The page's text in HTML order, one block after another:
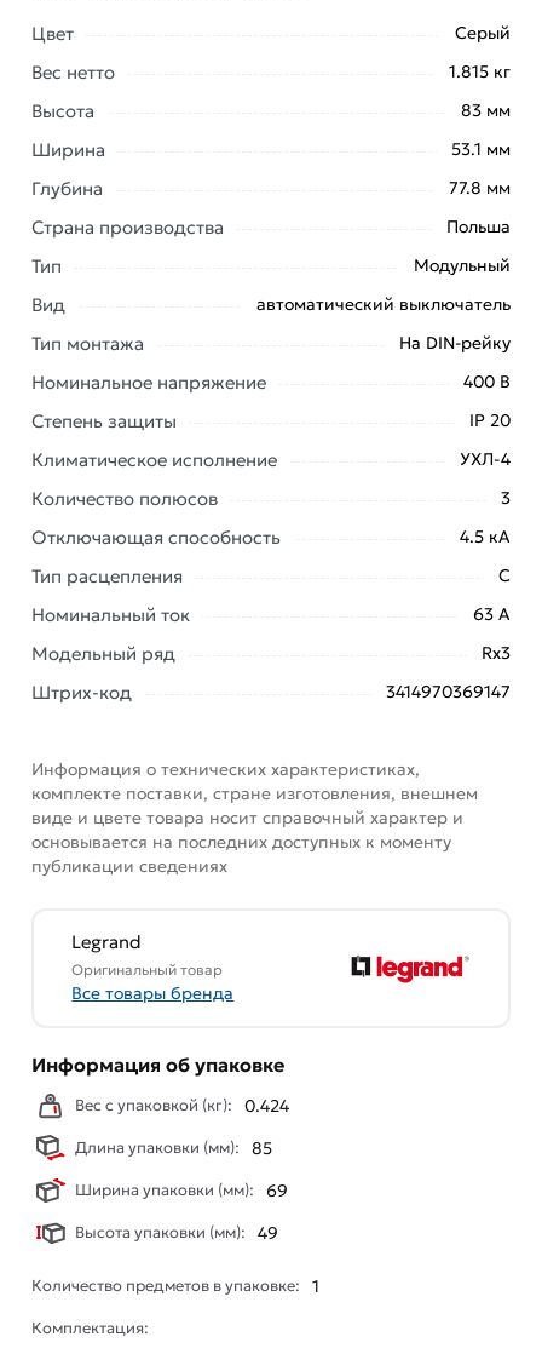
Условия доставки и цены на товар Автоматический
Leg 419714 из категории
автоматические выключатели
действительны в
Наши профессиональные менеджеры обработают
доставки или самовывоза. Перед оформлением
онлайн заказа рекомендуем ознакомиться с
описанием, характеристиками и отзывами.
Данний товар от производителя
сертифицирован,
купленного товарa в течение 7 дней (наличие чека
обязательно).
Цвет Серый
Вес нетто 1.815 кг
Высота 83 мм
Ширина 53.1 мм
Глубина 77.8 мм
Страна производства Польша
Тип Модульный
Вид автоматический выключатель
Тип монтажа На DIN-рейку
Номинальное напряжение 400 В
Степень защиты IP 20
Климатическое исполнение УХЛ-4
Количество полюсов 3
Отключающая способность 4.5 кА
Тип расцепления C
Номинальный ток 63 А
Модельный ряд Rx3
Штрих-код 3414970369147
Информация о технических характеристиках,
комплекте поставки, стране изготовления, внешнем
виде и цвете товара носит справочный характер и
основывается на последних доступных к моменту
публикации сведениях
Legrand
Оригинальный товар
Все товары бренда
Информация об упаковке
Вес с упаковкой (кг): 0.424
Длина упаковки (мм): 85
Ширина упаковки (мм): 69
Высота упаковки (мм): 49
Количество предметов в упаковке: 1
Комплектация: